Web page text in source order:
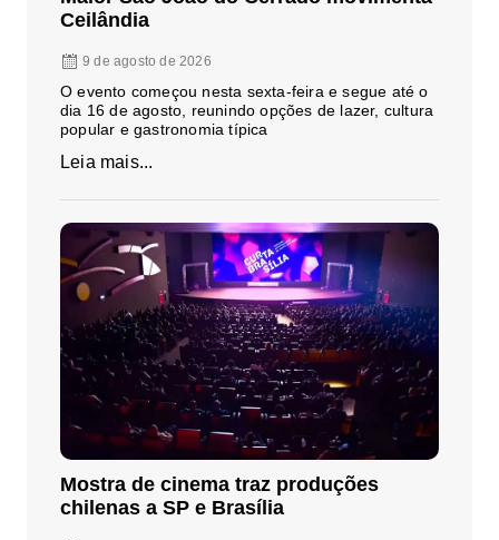
Ceilândia
9 de agosto de 2026
O evento começou nesta sexta-feira e segue até o
dia 16 de agosto, reunindo opções de lazer, cultura
popular e gastronomia típica
Leia mais...
Mostra de cinema traz produções
chilenas a SP e Brasília